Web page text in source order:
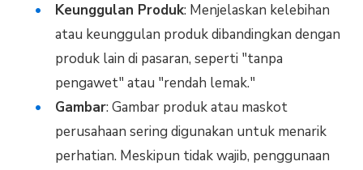
Keunggulan Produk: Menjelaskan kelebihan
atau keunggulan produk dibandingkan dengan
produk lain di pasaran, seperti "tanpa
pengawet" atau "rendah lemak."
Gambar: Gambar produk atau maskot
perusahaan sering digunakan untuk menarik
perhatian. Meskipun tidak wajib, penggunaan